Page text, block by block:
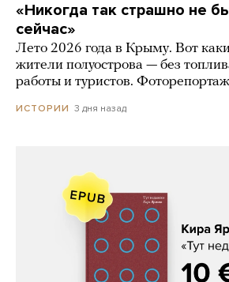
«Никогда так страшно не
сейчас»
Лето 2026 года в Крыму. Вот
жители полуострова — без
работы и туристов.
ИСТОРИИ 3 дня назад